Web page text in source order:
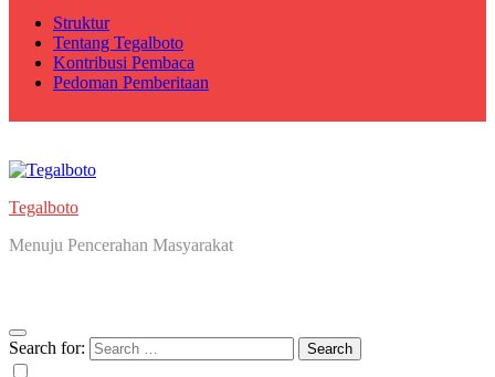
Struktur
Tentang Tegalboto
Kontribusi Pembaca
Pedoman Pemberitaan
Tegalboto
Menuju Pencerahan Masyarakat
Search for: